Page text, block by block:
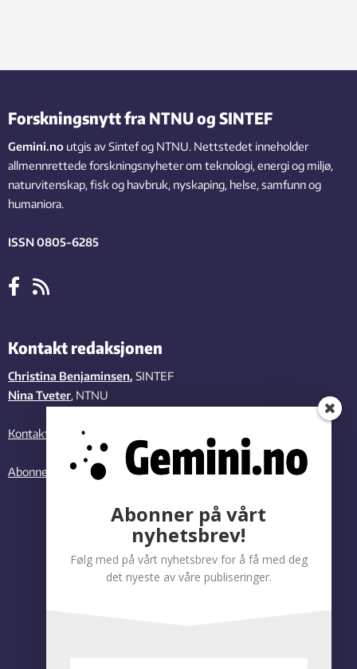
Forskningsnytt fra NTNU og SINTEF
Gemini.no utgis av Sintef og NTNU. Nettstedet inneholder
allmennrettede forskningsnyheter om teknologi, energi og miljø,
naturvitenskap, fisk og havbruk, nyskaping, helse, samfunn og
humaniora.
ISSN 0805-6285
Kontakt redaksjonen
Christina Benjaminsen, SINTEF
Nina Tveter, NTNU
Kontakt oss
Abonner på vårt nyhetsbrev
Abonner på vårt
nyhetsbrev!
Følg med på vårt nyhetsbrev for å få med deg
det nyeste av våre publiseringer.